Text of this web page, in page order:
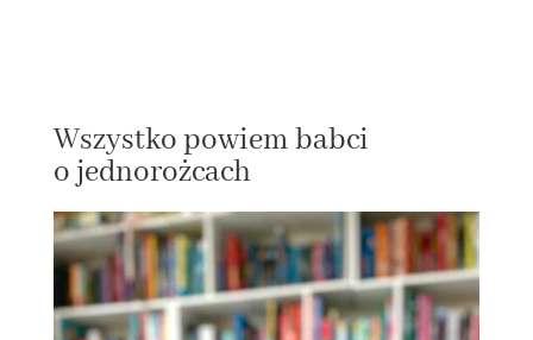
Wszystko powiem babci
o jednorożcach